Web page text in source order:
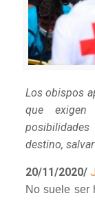
Los obispos
que
destino,
20/11/2020/
No suele ser